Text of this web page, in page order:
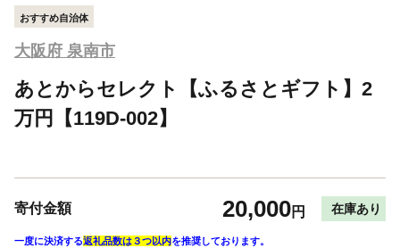
おすすめ自治体
大阪府 泉南市
あとからセレクト【ふるさとギフト】2
万円【119D-002】
寄付金額 20,000円 在庫あり
一度に決済する返礼品数は３つ以内を推奨しております。